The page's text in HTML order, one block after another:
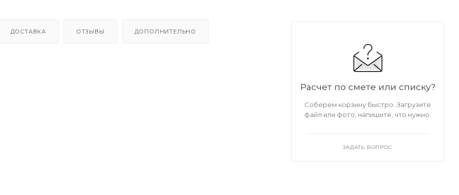
ДОСТАВКА ОТЗЫВЫ ДОПОЛНИТЕЛЬНО
Расчет по смете или списку?
Соберем корзину быстро. Загрузите
файл или фото, напишите, что нужно.
ЗАДАТЬ ВОПРОС